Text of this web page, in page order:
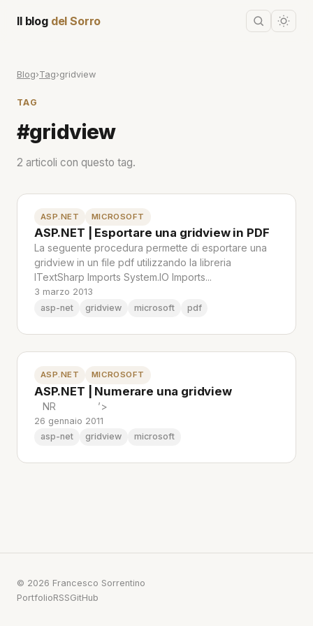
Il blog del Sorro
Blog›Tag›gridview
TAG
#gridview
2 articoli con questo tag.
ASP.NET MICROSOFT
ASP.NET | Esportare una gridview in PDF
La seguente procedura permette di esportare una
gridview in un file pdf utilizzando la libreria
ITextSharp Imports System.IO Imports...
3 marzo 2013
asp-net
gridview microsoft pdf
ASP.NET MICROSOFT
ASP.NET | Numerare una gridview
NR ’>
26 gennaio 2011
asp-net
gridview microsoft
© 2026 Francesco Sorrentino
PortfolioRSSGitHub